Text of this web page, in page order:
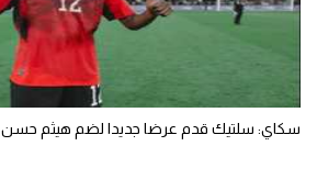
سكاي: سلتيك قدم عرضا جديدا لضم هيثم حسن